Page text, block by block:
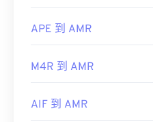
APE 到 AMR
M4R 到 AMR
AIF 到 AMR